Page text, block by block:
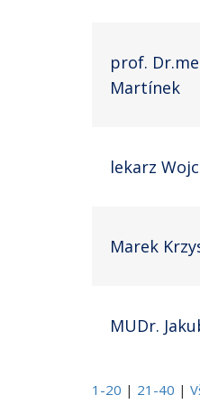
prof.
Martínek
lekarz
Marek
MUDr.
1-20 | 21-40 |